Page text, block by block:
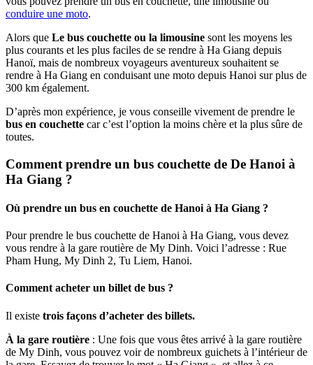
conduire une moto.
Alors que Le bus couchette ou la limousine sont les moyens les
plus courants et les plus faciles de se rendre à Ha Giang depuis
Hanoï, mais de nombreux voyageurs aventureux souhaitent se
rendre à Ha Giang en conduisant une moto depuis Hanoi sur plus de
300 km également.
D’après mon expérience, je vous conseille vivement de prendre le
bus en couchette car c’est l’option la moins chère et la plus sûre de
toutes.
Comment prendre un bus couchette de De Hanoi à
Ha Giang ?
Où prendre un bus en couchette de Hanoi à Ha Giang ?
Pour prendre le bus couchette de Hanoi à Ha Giang, vous devez
vous rendre à la gare routière de My Dinh. Voici l’adresse : Rue
Pham Hung, My Dinh 2, Tu Liem, Hanoi.
Comment acheter un billet de bus ?
Il existe trois façons d’acheter des billets.
À la gare routière : Une fois que vous êtes arrivé à la gare routière
de My Dinh, vous pouvez voir de nombreux guichets à l’intérieur de